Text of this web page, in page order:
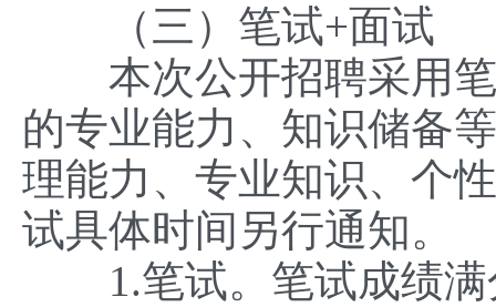
（三）笔试+面试
本次公开招聘采用笔
的专业能力、知识储备
理能力、专业知识、个
试具体时间另行通知。
1.笔试。笔试成绩满